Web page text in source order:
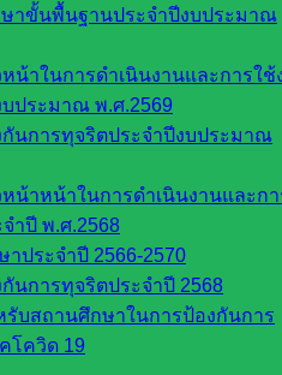
าขั้นพื้นฐานประจำปีงบประมาณ
น้าในการดำเนินงานและการใช้
ประมาณ พ.ศ.2569
นการทุจริตประจำปีงบประมาณ
น้าหน้าในการดำเนินงานและก
ำปี พ.ศ.2568
ประจำปี 2566-2570
นการทุจริตประจำปี 2568
บสถานศึกษาในการป้องกันการ
โควิด 19